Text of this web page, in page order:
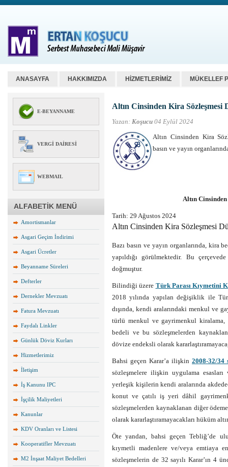
ANASAYFA HAKKIMIZDA HİZMETLERİMİZ MÜKELLEF
E-BEYANNAME
VERGI DAIRESI
WEBMAIL
ALFABETİK MENÜ
Amortismanlar
Asgari Geçim İndirimi
Asgari Ücretler
Beyanname Süreleri
Defterler
Dernekler Mevzuatı
Fatura Mevzuatı
Faydalı Linkler
Günlük Döviz Kurları
Hizmetlerimiz
İletişim
İş Kanunu IPC
İşçilik Maliyetleri
Kanunlar
KDV Oranları ve Listesi
Kooperatifler Mevzuatı
M2 İnşaat Maliyet Bedelleri
Altın Cinsinden Kira Sözleşmesi
Yazan: Koşucu 04 Eylül 2024
Altın Cinsinden Kira
basın ve yayın
Altın
Tarih: 29 Ağustos 2024
Altın Cinsinden Kira Sözleşmesi
Bazı basın ve yayın organlarında, kira
yapıldığı görülmektedir. Bu
doğmuştur.
Bilindiği üzere Türk Parası Kıymetini
2018 yılında yapılan değişiklik ile
dışında, kendi aralarındaki menkul ve
türlü menkul ve gayrimenkul kiralama,
bedeli ve bu sözleşmelerden
dövize endeksli olarak
Bahsi geçen Karar’a ilişkin 2008-32/34
sözleşmelere ilişkin uygulama
yerleşik kişilerin kendi aralarında
konut ve çatılı iş yeri dâhil
sözleşmelerden kaynaklanan diğer
olarak kararlaştıramayacakları hüküm
Öte yandan, bahsi geçen Tebliğ’de
kıymetli madenlere ve/veya emtiaya
sözleşmelerin de 32 sayılı Karar’ın 4